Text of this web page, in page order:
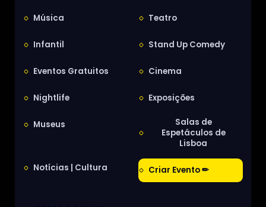
Música Teatro
Infantil Stand Up Comedy
Eventos Gratuitos Cinema
Nightlife Exposições
Museus
Salas de
Espetáculos de
Lisboa
Notícias | Cultura Criar Evento ✏